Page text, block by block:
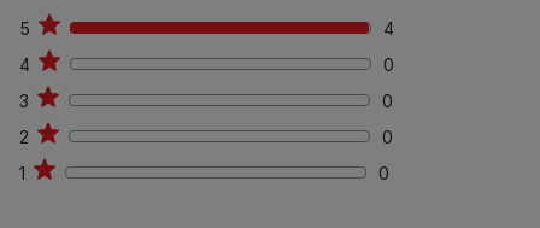
5 4
4
4
0
0
3
0
0
2
0
0
1
0 0